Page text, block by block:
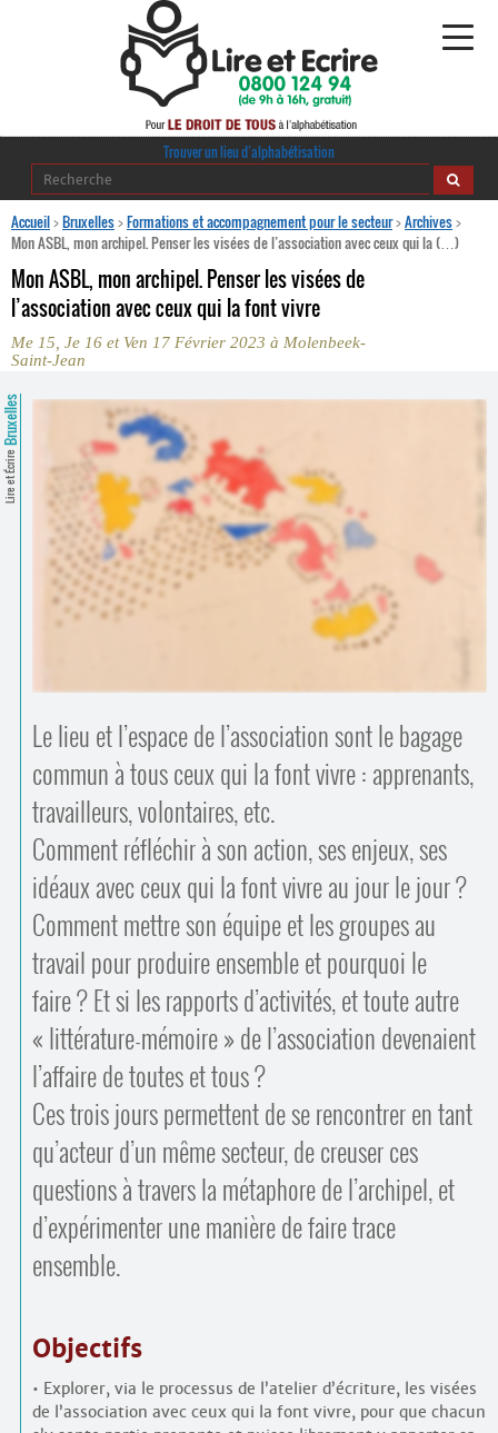
Alphabétisation
Publications
Comprendre et parler
Bienvenue en Belgique
Contacts
Trouver un lieu d’alphabétisation
Trouver un lieu d’alphabétisation
Accueil>Bruxelles>Formations et accompagnement pour le secteur>Archives>
Mon ASBL, mon archipel. Penser les visées de l’association avec ceux qui la (…)
Mon ASBL, mon archipel. Penser les visées de
l’association avec ceux qui la font vivre
Me 15, Je 16 et Ven 17 Février 2023 à Molenbeek-
Saint-Jean
Lire et Écrire
Bruxelles
Le lieu et l’espace de l’association sont le bagage
commun à tous ceux qui la font vivre : apprenants,
travailleurs, volontaires, etc.
Comment réfléchir à son action, ses enjeux, ses
idéaux avec ceux qui la font vivre au jour le jour ?
Comment mettre son équipe et les groupes au
travail pour produire ensemble et pourquoi le
faire ? Et si les rapports d’activités, et toute autre
« littérature-mémoire » de l’association devenaient
l’affaire de toutes et tous ?
Ces trois jours permettent de se rencontrer en tant
qu’acteur d’un même secteur, de creuser ces
questions à travers la métaphore de l’archipel, et
d’expérimenter une manière de faire trace
ensemble.
Objectifs
• Explorer, via le processus de l’atelier d’écriture, les visées
de l’association avec ceux qui la font vivre, pour que chacun